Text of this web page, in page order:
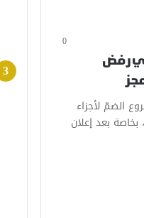
0
في رفض
الضمّ لأجزاء
بعد إعلان